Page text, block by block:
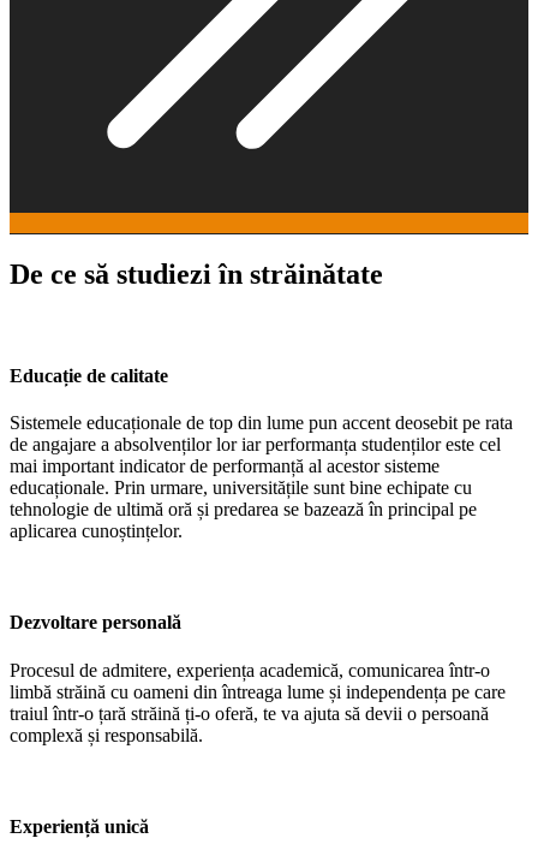
De ce să studiezi în străinătate
Educație de calitate
Sistemele educaționale de top din lume pun accent deosebit pe rata
de angajare a absolvenților lor iar performanța studenților este cel
mai important indicator de performanță al acestor sisteme
educaționale. Prin urmare, universitățile sunt bine echipate cu
tehnologie de ultimă oră și predarea se bazează în principal pe
aplicarea cunoștințelor.
Dezvoltare personală
Procesul de admitere, experiența academică, comunicarea într-o
limbă străină cu oameni din întreaga lume și independența pe care
traiul într-o țară străină ți-o oferă, te va ajuta să devii o persoană
complexă și responsabilă.
Experiență unică